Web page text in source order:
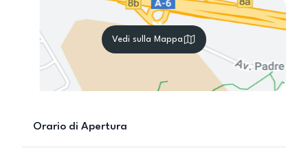
Vedi sulla Mappa
Orario di Apertura